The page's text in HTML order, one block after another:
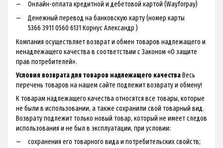
Онлайн-оплата кредитной и дебетовой картой (Wayforpay)
Денежный перевод на банковскую карту (номер карты
5366 3911 0560 6131 Корнус Александр )
Компания осуществляет возврат и обмен товаров надлежащего и
ненадлежащего качества в соответствии с Законом «О защите
прав потребителей».
Условия возврата для товаров надлежащего качестваВесь
перечень товаров на нашем сайте подлежит возврату и обмену!
К товарам надлежащего качества относятся все товары, которые
не были в использовании, а также сохранили свой товарный вид.
Возврату подлежит только новый товар, который не имеет следов
использования и не был в эксплуатации, при условии:
сохранения его товарного вида и потребительских свойств;